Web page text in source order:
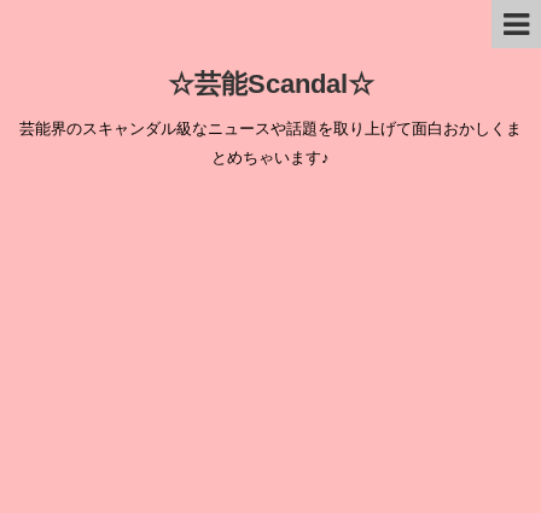
☆芸能Scandal☆
芸能界のスキャンダル級なニュースや話題を取り上げて面白おかしくま
とめちゃいます♪